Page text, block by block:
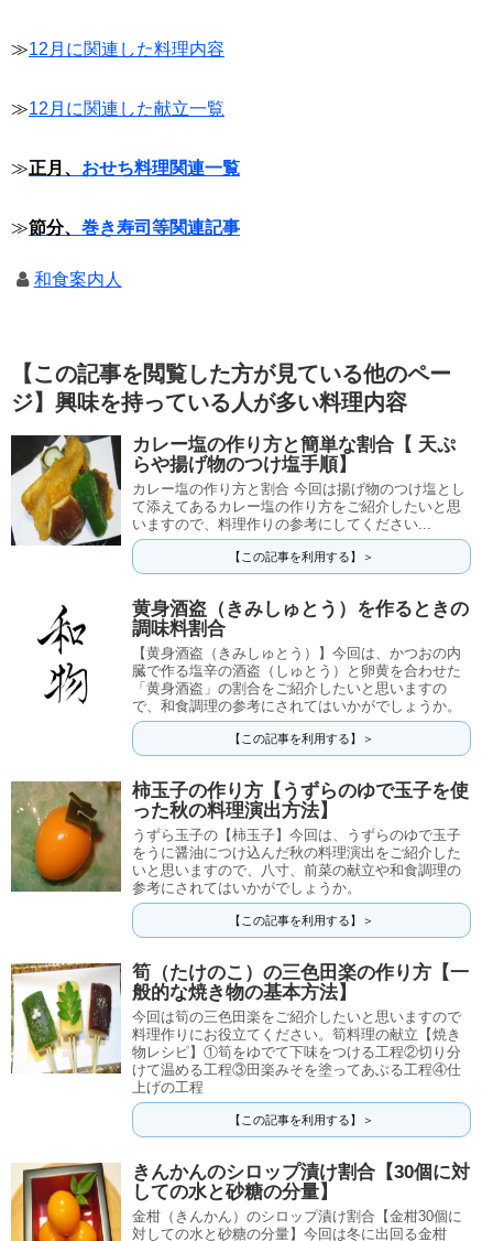
≫12月に関連した料理内容
≫12月に関連した献立一覧
≫正月、 おせち料理関連一覧
≫節分、 巻き寿司等関連記事
和食案内人
【この記事を閲覧した方が見ている他のペー
ジ】興味を持っている人が多い料理内容
カレー塩の作り方と簡単な割合【 天ぷ
らや揚げ物のつけ塩手順】
カレー塩の作り方と割合 今回は揚げ物のつけ塩とし
て添えてあるカレー塩の作り方をご紹介したいと思
いますので、料理作りの参考にしてください...
【この記事を利用する】＞
黄身酒盗（きみしゅとう）を作るときの
調味料割合
【黄身酒盗（きみしゅとう）】今回は、かつおの内
臓で作る塩辛の酒盗（しゅとう）と卵黄を合わせた
「黄身酒盗」の割合をご紹介したいと思いますの
で、和食調理の参考にされてはいかがでしょうか。
【この記事を利用する】＞
柿玉子の作り方【うずらのゆで玉子を使
った秋の料理演出方法】
うずら玉子の【柿玉子】今回は、うずらのゆで玉子
をうに醤油につけ込んだ秋の料理演出をご紹介した
いと思いますので、八寸、前菜の献立や和食調理の
参考にされてはいかがでしょうか。
【この記事を利用する】＞
筍（たけのこ）の三色田楽の作り方【一
般的な焼き物の基本方法】
今回は筍の三色田楽をご紹介したいと思いますので
料理作りにお役立てください。筍料理の献立【焼き
物レシピ】①筍をゆでて下味をつける工程②切り分
けて温める工程③田楽みそを塗ってあぶる工程④仕
上げの工程
【この記事を利用する】＞
きんかんのシロップ漬け割合【30個に対
しての水と砂糖の分量】
金柑（きんかん）のシロップ漬け割合【金柑30個に
対しての水と砂糖の分量】今回は冬に出回る金柑